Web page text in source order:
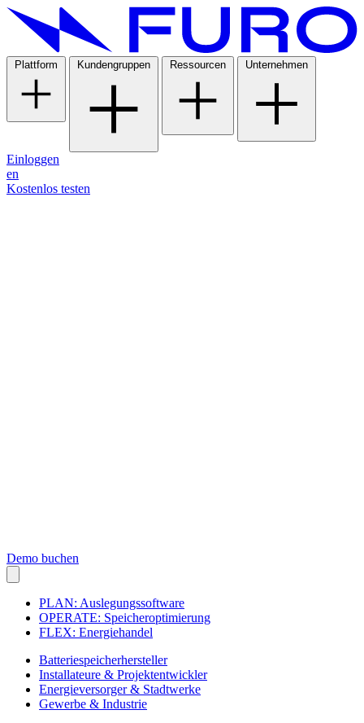
Plattform Kundengruppen Ressourcen Unternehmen
Einloggen
en
Kostenlos testen
Demo buchen
PLAN: Auslegungssoftware
OPERATE: Speicheroptimierung
FLEX: Energiehandel
Batteriespeicherhersteller
Installateure & Projektentwickler
Energieversorger & Stadtwerke
Gewerbe & Industrie